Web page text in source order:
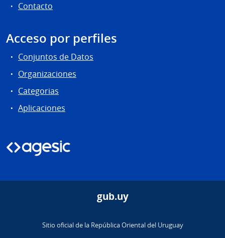
Contacto
Acceso por perfiles
Conjuntos de Datos
Organizaciones
Categorias
Aplicaciones
gub.uy
Sitio oficial de la República Oriental del Uruguay